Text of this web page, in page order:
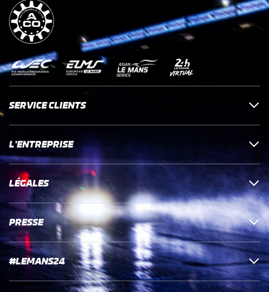
SERVICE CLIENTS
L'ENTREPRISE
LÉGALES
PRESSE
#LEMANS24